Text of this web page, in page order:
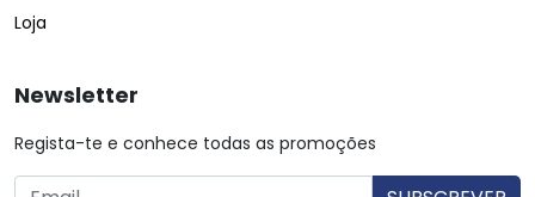
Loja
Newsletter
Regista-te e conhece todas as promoções